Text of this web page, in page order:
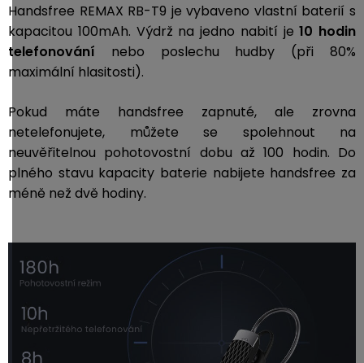
Handsfree REMAX RB-T9 je vybaveno vlastní baterií s
kapacitou 100mAh. Výdrž na jedno nabití je10 hodin
telefonování nebo poslechu hudby (při 80%
maximální hlasitosti).
Pokud máte handsfree zapnuté, ale zrovna
netelefonujete, můžete se spolehnout na
neuvěřitelnou pohotovostní dobu až 100 hodin. Do
plného stavu kapacity baterie nabijete handsfree za
méně než dvě hodiny.